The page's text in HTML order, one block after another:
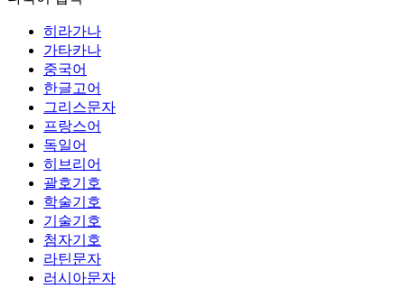
히라가나
가타카나
중국어
한글고어
그리스문자
프랑스어
독일어
히브리어
괄호기호
학술기호
기술기호
첨자기호
라틴문자
러시아문자